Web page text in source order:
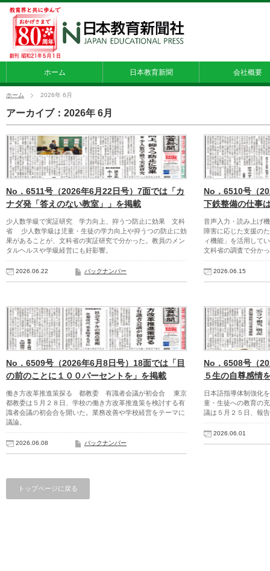
ホーム 日本教育新聞 会社概要
ホーム 2026年 6月
アーカイブ：2026年 6月
No．6511号（2026年6月22日号）7面では「カ
ナダ発「答えのない教室」」を掲載
少人数学級で実証研究 学力向上、抑うつ防止に効果 文科
省 少人数学級は児童・生徒の学力向上や抑うつの防止に効
果があることが、文科省の実証研究で分かった。教員のメン
タルヘルスや学級経営にも好影響。
2026.06.22 バックナンバー
No．6510号（
下鉄整備の仕事
音声入力・読み上
障害に応じた支援の
ィ機能」を活用して
文科省の調査で分か
2026.06.15
No．6509号（2026年6月8日号）18面では「目
の前のことに１００パーセントを」を掲載
働き方改革推進策探る 都教委 有識者会議が初会合 東京
都教委は５月２８日、学校の働き方改革推進策を検討する有
識者会議の初会合を開いた。業務改善や学校経営をテーマに
議論。
2026.06.08 バックナンバー
No．6508号（
５生の自尊感情
日本語指導体制強
童・生徒への教育の
議は５月２５日、報
2026.06.01
トップページに戻る